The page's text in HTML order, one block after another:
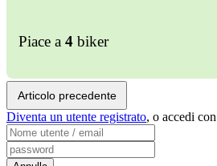
Piace a 4 biker
Articolo precedente
Diventa un utente registrato, o accedi